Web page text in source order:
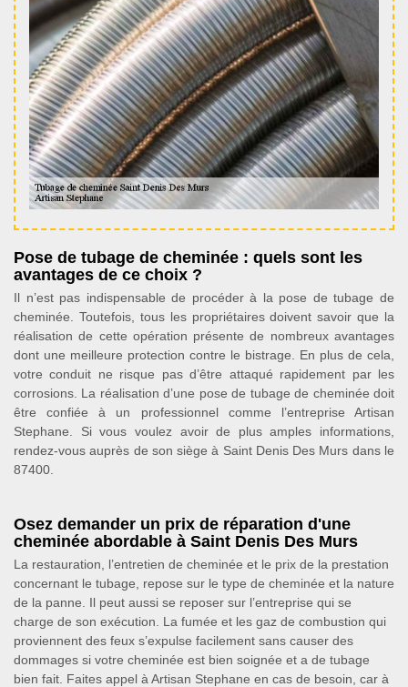
Pose de tubage de cheminée : quels sont les
avantages de ce choix ?
Il n’est pas indispensable de procéder à la pose de tubage de
cheminée. Toutefois, tous les propriétaires doivent savoir que la
réalisation de cette opération présente de nombreux avantages
dont une meilleure protection contre le bistrage. En plus de cela,
votre conduit ne risque pas d’être attaqué rapidement par les
corrosions. La réalisation d’une pose de tubage de cheminée doit
être confiée à un professionnel comme l’entreprise Artisan
Stephane. Si vous voulez avoir de plus amples informations,
rendez-vous auprès de son siège à Saint Denis Des Murs dans le
87400.
Osez demander un prix de réparation d'une
cheminée abordable à Saint Denis Des Murs
La restauration, l’entretien de cheminée et le prix de la prestation
concernant le tubage, repose sur le type de cheminée et la nature
de la panne. Il peut aussi se reposer sur l’entreprise qui se
charge de son exécution. La fumée et les gaz de combustion qui
proviennent des feux s’expulse facilement sans causer des
dommages si votre cheminée est bien soignée et a de tubage
bien fait. Faites appel à Artisan Stephane en cas de besoin, car à